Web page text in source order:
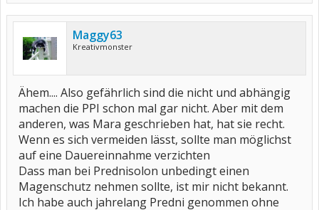
Maggy63
Kreativmonster
Ähem.... Also gefährlich sind die nicht und abhängig
machen die PPI schon mal gar nicht. Aber mit dem
anderen, was Mara geschrieben hat, hat sie recht.
Wenn es sich vermeiden lässt, sollte man möglichst
auf eine Dauereinnahme verzichten
Dass man bei Prednisolon unbedingt einen
Magenschutz nehmen sollte, ist mir nicht bekannt.
Ich habe auch jahrelang Predni genommen ohne